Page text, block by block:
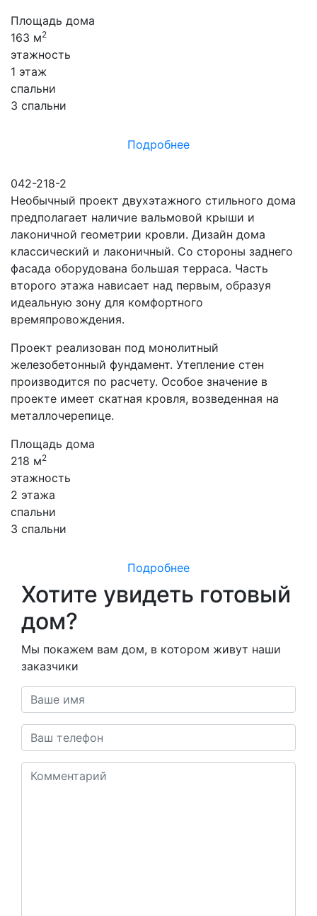
Площадь дома
163 м2
этажность
1 этаж
спальни
3 спальни
Подробнее
042-218-2
Необычный проект двухэтажного стильного дома
предполагает наличие вальмовой крыши и
лаконичной геометрии кровли. Дизайн дома
классический и лаконичный. Со стороны заднего
фасада оборудована большая терраса. Часть
второго этажа нависает над первым, образуя
идеальную зону для комфортного
времяпровождения.
Проект реализован под монолитный
железобетонный фундамент. Утепление стен
производится по расчету. Особое значение в
проекте имеет скатная кровля, возведенная на
металлочерепице.
Площадь дома
218 м2
этажность
2 этажа
спальни
3 спальни
Подробнее
Хотите увидеть готовый
дом?
Мы покажем вам дом, в котором живут наши
заказчики